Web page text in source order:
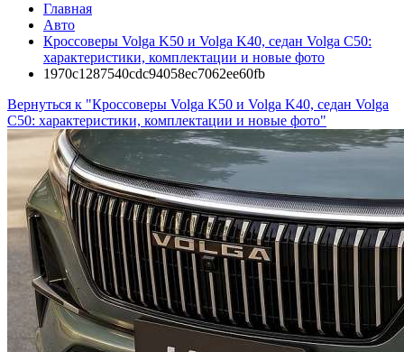
Главная
Авто
Кроссоверы Volga K50 и Volga K40, седан Volga C50:
характеристики, комплектации и новые фото
1970c1287540cdc94058ec7062ee60fb
Вернуться к "Кроссоверы Volga K50 и Volga K40, седан Volga
C50: характеристики, комплектации и новые фото"